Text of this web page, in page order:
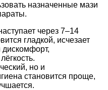
назначенные мази
через 7–14
гладкой, исчезает
но и
становится проще,